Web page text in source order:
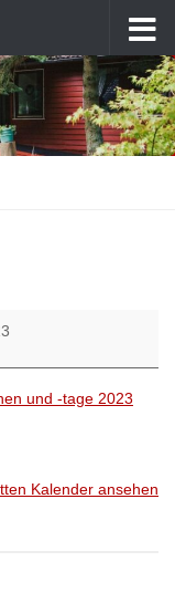
und -tage 2023
Kalender ansehen